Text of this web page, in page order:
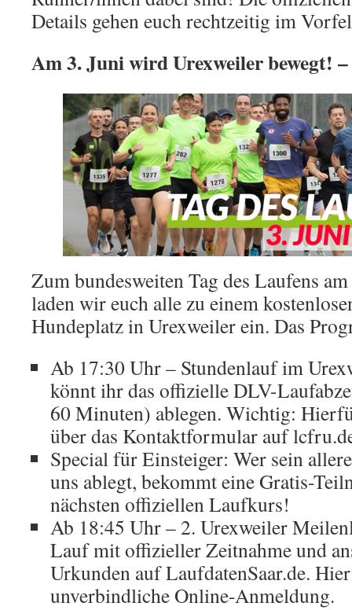
Details gehen euch rechtzeitig im
Am 3. Juni wird Urexweiler bewegt!
Zum bundesweiten Tag des Laufens
laden wir euch alle zu einem
Hundeplatz in Urexweiler ein. Das
Ab 17:30 Uhr – Stundenlauf im
könnt ihr das offizielle DLV-
60 Minuten) ablegen. Wichtig:
über das Kontaktformular auf
Special für Einsteiger: Wer sein
uns ablegt, bekommt eine Gratis-
nächsten offiziellen Laufkurs!
Ab 18:45 Uhr – 2. Urexweiler
Lauf mit offizieller Zeitnahme und
Urkunden auf LaufdatenSaar.de.
unverbindliche Online-Anmeldung.